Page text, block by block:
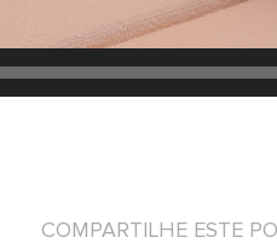
COMPARTILHE ESTE